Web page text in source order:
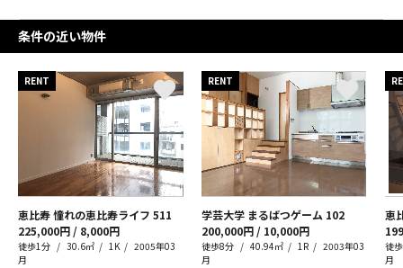
条件の近い物件
RENT
恵比寿 憧れの恵比寿ライフ 511
225,000円 / 8,000円
徒歩1分 30.6㎡ 1K
2005年03
月
RENT
学芸大学 まるばつゲーム 102
200,000円 / 10,000円
徒歩8分 40.94㎡ 1R
2003年03
月
恵
徒
月